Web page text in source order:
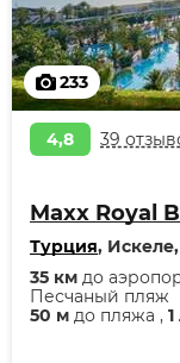
233
4,8 39
Maxx Royal
Турция, Искеле,
50 м до пляжа ,
Песчаный пляж
35 км до